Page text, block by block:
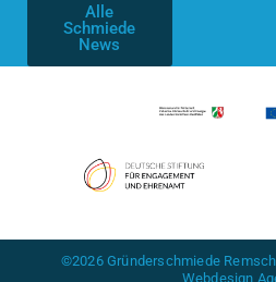
Alle
Schmiede
News
©2026 Gründerschmiede
Webdesign